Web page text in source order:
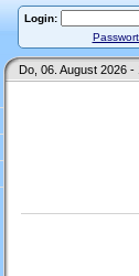
Login:
Do, 06. August 2026 -